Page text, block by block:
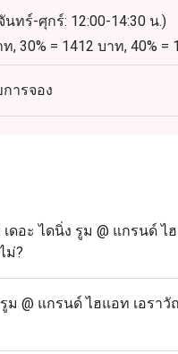
ทร์-ศุกร์: 12:00-14:30 น.)
, 30% = 1412 บาท, 40% =
= 707 บาท, 40% = 618
ร์: 12:00-14:30 น.)
, 30% = 1883 บาท, 40% =
อาทิตย์: 12:00-14:30 น.)
30% = 1113 บาท, 40% =
ร์-วันพฤหัสบดี: 17:30-22:00
30% = 813 บาท, 40% =
ตย์: 17.30 – 22.00 น.)
, 30% = 2012 บาท, 40% =
ารจอง
อะ ไดนิ่ง รูม @ แกรนด์ ไฮ
ม่?
@ แกรนด์ ไฮแอท เอราวั